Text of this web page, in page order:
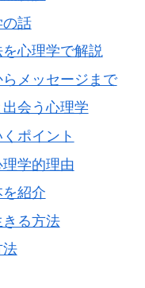
話
心理学で解説
メッセージまで
会う心理学
ポイント
学的理由
紹介
る方法
法